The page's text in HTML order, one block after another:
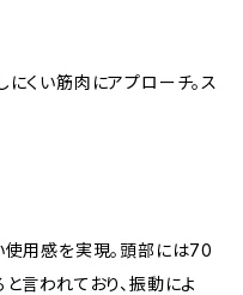
くい筋肉にアプローチ。ス
使用感を実現。頭部には70
言われており、振動によ